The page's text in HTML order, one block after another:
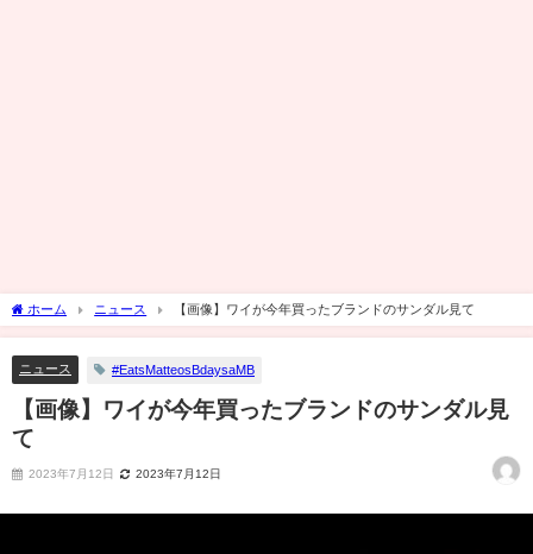
ホーム ニュース 【画像】ワイが今年買ったブランドのサンダル見て
ニュース #EatsMatteosBdaysaMB
【画像】ワイが今年買ったブランドのサンダル見
て
2023年7月12日 2023年7月12日